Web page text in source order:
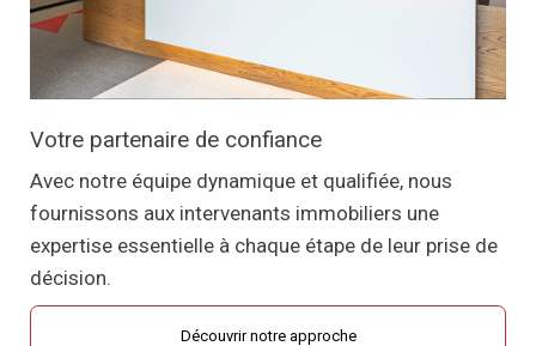
Votre partenaire de confiance
Avec notre équipe dynamique et qualifiée, nous
fournissons aux intervenants immobiliers une
expertise essentielle à chaque étape de leur prise de
décision.
Découvrir notre approche